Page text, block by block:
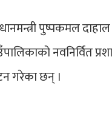
पुष्पकमल
नवनिर्वित
गरेका छन् ।